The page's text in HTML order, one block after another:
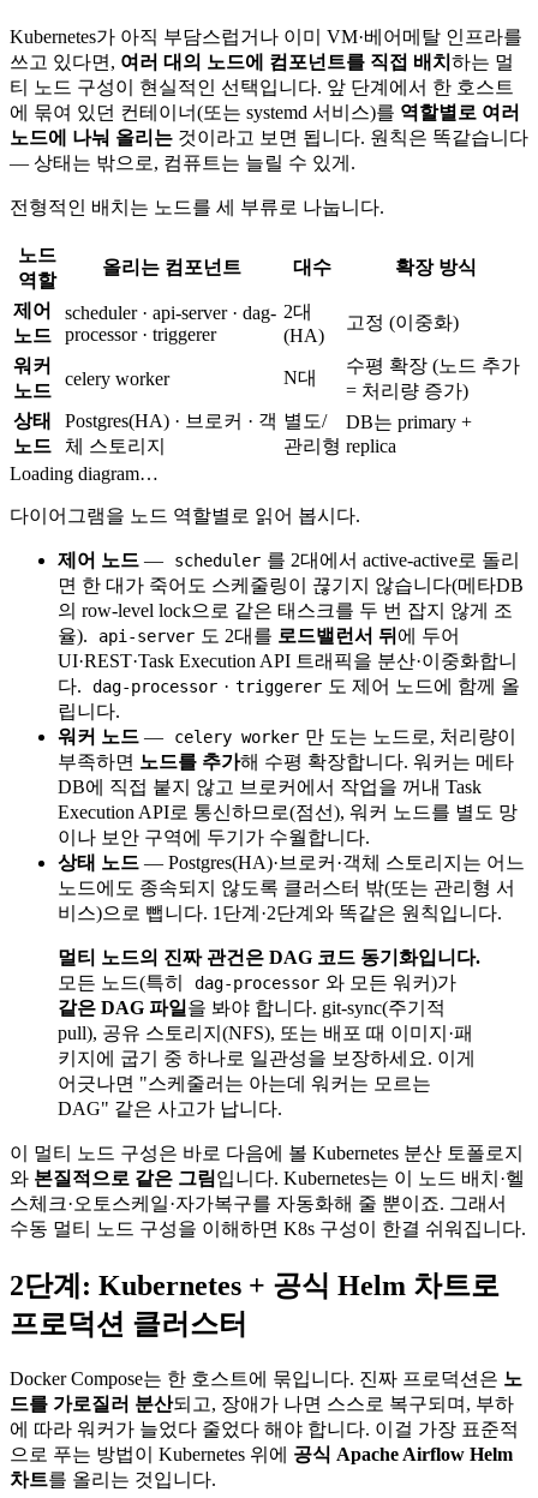
Kubernetes가 아직 부담스럽거나 이미 VM·베어메탈 인프라를
쓰고 있다면, 여러 대의 노드에 컴포넌트를 직접 배치 하는 멀
티 노드 구성이 현실적인 선택입니다. 앞 단계에서 한 호스트
에 묶여 있던 컨테이너(또는 systemd 서비스)를 역할별로 여러
노드에 나눠 올리는 것이라고 보면 됩니다. 원칙은 똑같습니다
— 상태는 밖으로, 컴퓨트는 늘릴 수 있게.
전형적인 배치는 노드를 세 부류로 나눕니다.
노드
역할
올리는 컴포넌트 대수 확장 방식
제어
노드
scheduler · api-server · dag-
processor · triggerer
2대
(HA)
고정 (이중화)
워커
노드
celery worker N대
수평 확장 (노드 추가
= 처리량 증가)
상태
노드
Postgres(HA) · 브로커 · 객
체 스토리지
별도/
관리형
DB는 primary +
replica
Loading diagram…
다이어그램을 노드 역할별로 읽어 봅시다.
제어 노드 — scheduler 를 2대에서 active-active로 돌리
면 한 대가 죽어도 스케줄링이 끊기지 않습니다(메타DB
의 row-level lock으로 같은 태스크를 두 번 잡지 않게 조
율).
api-server 도 2대를 로드밸런서 뒤 에 두어
UI·REST·Task Execution API 트래픽을 분산·이중화합니
다.
dag-processor · triggerer 도 제어 노드에 함께 올
립니다.
워커 노드 — celery worker 만 도는 노드로, 처리량이
부족하면 노드를 추가해 수평 확장합니다. 워커는 메타
DB에 직접 붙지 않고 브로커에서 작업을 꺼내 Task
Execution API로 통신하므로(점선), 워커 노드를 별도 망
이나 보안 구역에 두기가 수월합니다.
상태 노드 — Postgres(HA)·브로커·객체 스토리지는 어느
노드에도 종속되지 않도록 클러스터 밖(또는 관리형 서
비스)으로 뺍니다. 1단계·2단계와 똑같은 원칙입니다.
멀티 노드의 진짜 관건은 DAG 코드 동기화입니다.
모든 노드(특히
dag-processor 와 모든 워커)가
같은 DAG 파일 을 봐야 합니다. git-sync(주기적
pull), 공유 스토리지(NFS), 또는 배포 때 이미지·패
키지에 굽기 중 하나로 일관성을 보장하세요. 이게
어긋나면 "스케줄러는 아는데 워커는 모르는
DAG" 같은 사고가 납니다.
이 멀티 노드 구성은 바로 다음에 볼 Kubernetes 분산 토폴로지
와 본질적으로 같은 그림입니다. Kubernetes는 이 노드 배치·헬
스체크·오토스케일·자가복구를 자동화해 줄 뿐이죠. 그래서
수동 멀티 노드 구성을 이해하면 K8s 구성이 한결 쉬워집니다.
2단계: Kubernetes + 공식 Helm 차트로
프로덕션 클러스터
Docker Compose는 한 호스트에 묶입니다. 진짜 프로덕션은 노
드를 가로질러 분산되고, 장애가 나면 스스로 복구되며, 부하
에 따라 워커가 늘었다 줄었다 해야 합니다. 이걸 가장 표준적
으로 푸는 방법이 Kubernetes 위에 공식 Apache Airflow Helm
차트를 올리는 것입니다.